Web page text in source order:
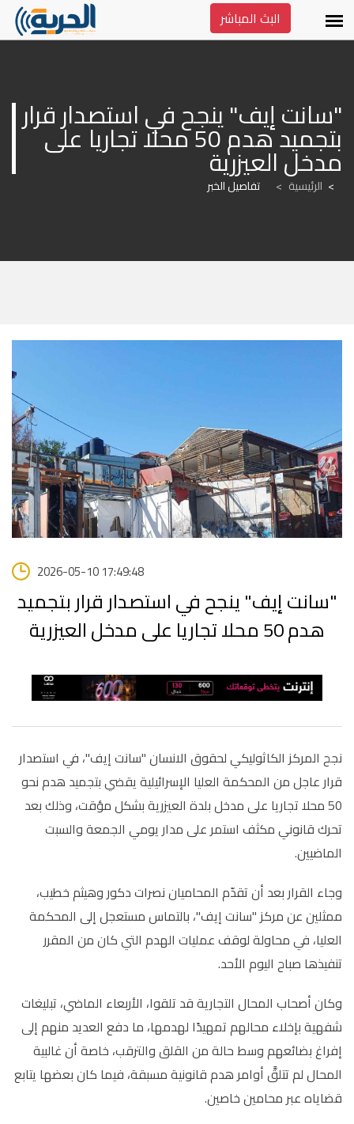
البث المباشر
"سانت إيف" ينجح في استصدار قرار
بتجميد هدم 50 محلا تجاريا على
مدخل العيزرية
الرئيسية > تفاصيل الخبر
2026-05-10 17:49:48
"سانت إيف" ينجح في استصدار قرار بتجميد
هدم 50 محلا تجاريا على مدخل العيزرية
نجح المركز الكاثوليكي لحقوق الانسان "سانت إيف"، في استصدار
قرار عاجل من المحكمة العليا الإسرائيلية يقضي بتجميد هدم نحو
50 محلا تجاريا على مدخل بلدة العيزرية بشكل مؤقت، وذلك بعد
تحرك قانوني مكثف استمر على مدار يومي الجمعة والسبت
الماضيين.
وجاء القرار بعد أن تقدّم المحاميان نصرات دكور وهيثم خطيب،
ممثلين عن مركز "سانت إيف"، بالتماس مستعجل إلى المحكمة
العليا، في محاولة لوقف عمليات الهدم التي كان من المقرر
تنفيذها صباح اليوم الأحد.
وكان أصحاب المحال التجارية قد تلقوا، الأربعاء الماضي، تبليغات
شفهية بإخلاء محالهم تمهيدًا لهدمها، ما دفع العديد منهم إلى
إفراغ بضائعهم وسط حالة من القلق والترقب، خاصة أن غالبية
المحال لم تتلقَّ أوامر هدم قانونية مسبقة، فيما كان بعضها يتابع
قضاياه عبر محامين خاصين.